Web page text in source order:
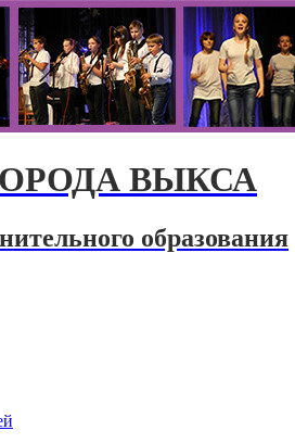
ВЫКСА
образования